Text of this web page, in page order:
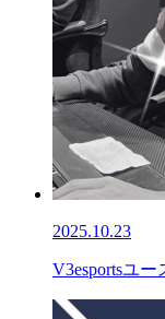
2025.10.23
V3esportsユ